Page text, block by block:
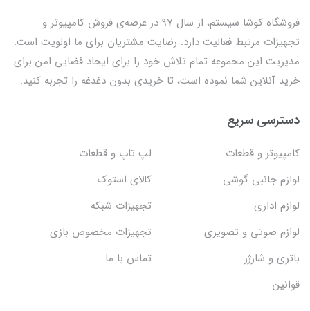
فروشگاه کوشا سیستم، از سال 97 در عرصه‌ی فروش کامپیوتر و
تجهیزات مرتبط فعالیت دارد. رضایت مشتریان برای ما اولویت است.
مدیریت این مجموعه تمام تلاش خود را برای ایجاد فضایی امن برای
خرید آنلاین شما نموده است، تا خریدی بدون دغدغه را تجربه کنید.
دسترسی سریع
کامپیوتر و قطعات
لپ تاپ و قطعات
لوازم جانبی گوشی
کالای استوک
لوازم اداری
تجهیزات شبکه
لوازم صوتی و تصویری
تجهیزات مخصوص بازی
باتری و شارژر
تماس با ما
قوانین